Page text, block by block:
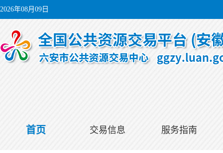
2026年08月09日
首页 交易信息 服务指南